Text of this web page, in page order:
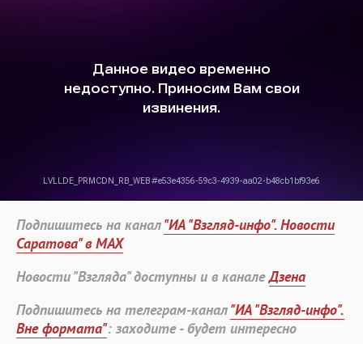
Подпишитесь на канал"ИА "Взгляд-инфо". Новости
Саратова" в MAX
Новости "Взгляда" доступны и в каналеДзена
Подпишитесь на телеграм-канал"ИА "Взгляд-инфо".
Вне формата": заходите - будет интересно